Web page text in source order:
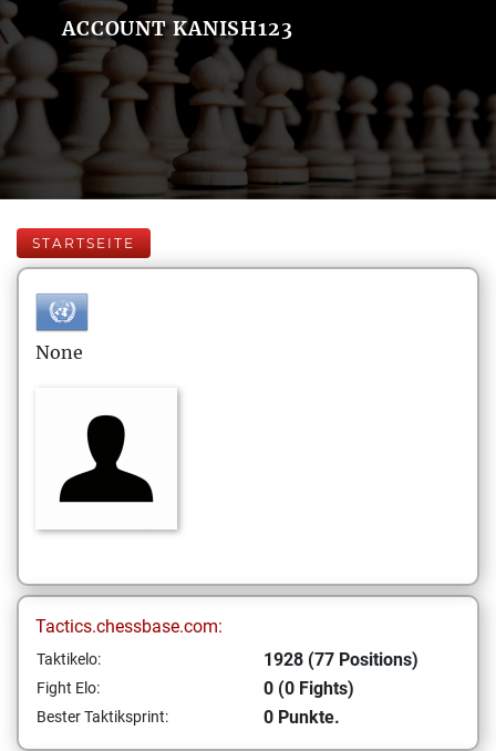
ACCOUNT KANISH123
STARTSEITE
None
Tactics.chessbase.com:
Taktikelo: 1928 (77 Positions)
Fight Elo: 0 (0 Fights)
Bester Taktiksprint: 0 Punkte.